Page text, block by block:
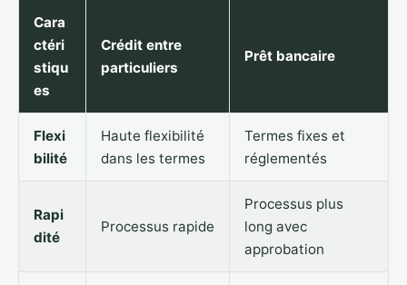
Cara
ctéri
stiqu
es
Crédit entre
particuliers
Prêt bancaire
Flexi
bilité
Haute flexibilité
dans les termes
Termes fixes et
réglementés
Rapi
dité
Processus rapide
Processus plus
long avec
approbation